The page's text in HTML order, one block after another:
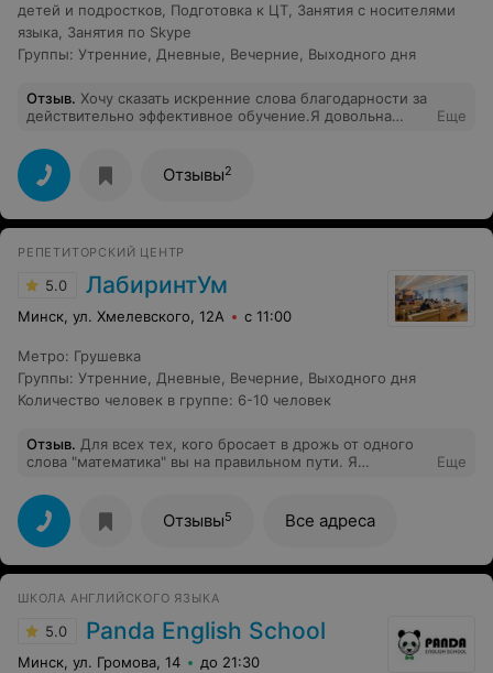
детей и подростков, Подготовка к ЦТ, Занятия с носителями
языка, Занятия по Skype
Группы: Утренние, Дневные, Вечерние, Выходного дня
Отзыв. Хочу сказать искренние слова благодарности за
действительно эффективное обучение.Я довольна
Еще
Отзывы2
РЕПЕТИТОРСКИЙ ЦЕНТР
5.0 ЛабиринтУм
Минск, ул. Хмелевского, 12А с 11:00
Метро: Грушевка
Группы: Утренние, Дневные, Вечерние, Выходного дня
Количество человек в группе: 6-10 человек
Отзыв. Для всех тех, кого бросает в дрожь от одного
слова "математика" вы на правильном пути. Я
могу сказать одно, более внимательного и
терпеливого преподавателя сложно даже
представить. Я всегда считала себя абсолютно
безнадежной, но как оказалась, таковых не бывает.
Главное найти правильный подход, с чем Наталья
отличное решение для абитуриентов, даже в том
случае, если вы вообще не думали о сдаче ЦТ по
математике. Немого желание и квалифицированная
помощь поможет вам добиться поставленной цели.
Еще
Отзывы5 Все адреса
ШКОЛА АНГЛИЙСКОГО ЯЗЫКА
5.0 Panda English School
Минск, ул. Громова, 14 до 21:30